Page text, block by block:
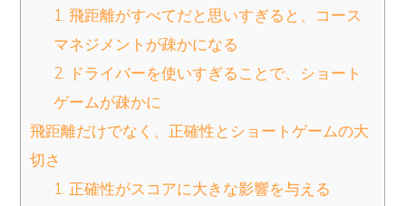
1. 飛距離がすべてだと思いすぎると、コース
マネジメントが疎かになる
2. ドライバーを使いすぎることで、ショート
ゲームが疎かに
飛距離だけでなく、正確性とショートゲームの大
切さ
1. 正確性がスコアに大きな影響を与える